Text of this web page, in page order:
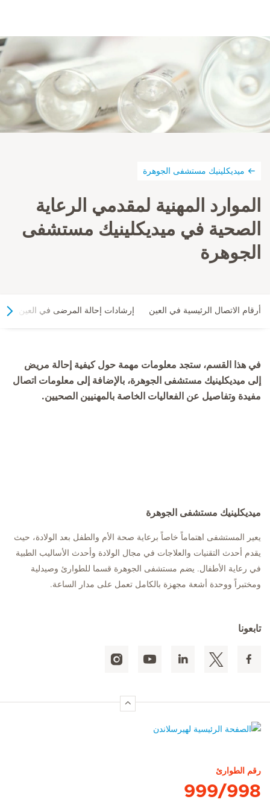
ميديكلينيك مستشفى الجوهرة
الموارد المهنية لمقدمي الرعاية
الصحية في ميديكلينيك مستشفى
الجوهرة
أرقام الاتصال الرئيسية في العين إرشادات إحالة المرضى في العين
في هذا القسم، ستجد معلومات مهمة حول كيفية إحالة مريض
إلى ميديكلينيك مستشفى الجوهرة، بالإضافة إلى معلومات اتصال
مفيدة وتفاصيل عن الفعاليات الخاصة بالمهنيين الصحيين.
ميديكلينيك مستشفى الجوهرة
يعير المستشفى اهتماماً خاصاً برعاية صحة الأم والطفل بعد الولادة، حيث
يقدم أحدث التقنيات والعلاجات في مجال الولادة وأحدث الأساليب الطبية
في رعاية الأطفال. يضم مستشفى الجوهرة قسما للطوارئ وصيدلية
ومختبراً ووحدة أشعة مجهزة بالكامل تعمل على مدار الساعة.
تابعونا
رقم الطوارئ
999/998